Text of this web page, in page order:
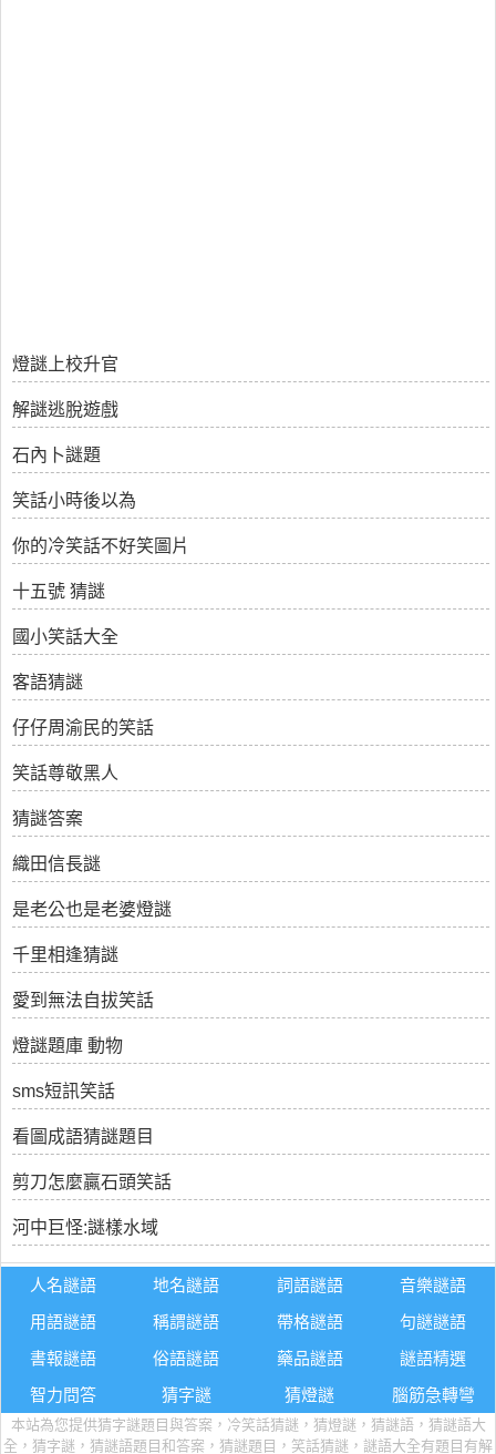
燈謎上校升官
解謎逃脫遊戲
石內卜謎題
笑話小時後以為
你的冷笑話不好笑圖片
十五號 猜謎
國小笑話大全
客語猜謎
仔仔周渝民的笑話
笑話尊敬黑人
猜謎答案
織田信長謎
是老公也是老婆燈謎
千里相逢猜謎
愛到無法自拔笑話
燈謎題庫 動物
sms短訊笑話
看圖成語猜謎題目
剪刀怎麼贏石頭笑話
河中巨怪:謎樣水域
人名謎語 地名謎語 詞語謎語
音樂謎語
用語謎語
稱謂謎語 帶格謎語
句謎謎語
書報謎語
俗語謎語 藥品謎語
謎語精選
智力問答
猜字謎 猜燈謎 腦筋急轉彎
本站為您提供猜字謎題目與答案，冷笑話猜謎，猜燈謎，猜謎語，猜謎語大
全，猜字謎，猜謎語題目和答案，猜謎題目，笑話猜謎，謎語大全有題目有解